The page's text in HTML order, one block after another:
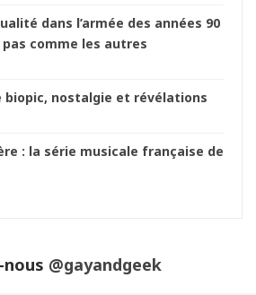
dans l’armée des années 90
comme les autres
biopic, nostalgie et révélations
: la série musicale française de
nous @gayandgeek